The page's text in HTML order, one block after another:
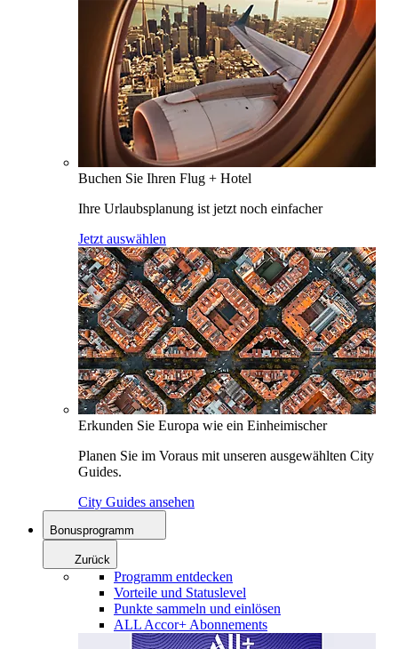
Buchen Sie Ihren Flug + Hotel
Ihre Urlaubsplanung ist jetzt noch einfacher
Jetzt auswählen
Erkunden Sie Europa wie ein Einheimischer
Planen Sie im Voraus mit unseren ausgewählten City
Guides.
City Guides ansehen
Bonusprogramm
Zurück
Programm entdecken
Vorteile und Statuslevel
Punkte sammeln und einlösen
ALL Accor+ Abonnements